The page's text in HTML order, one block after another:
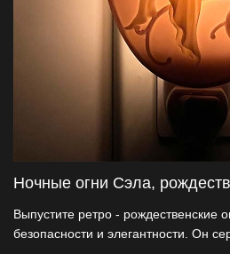
Ночные огни Сэла,
Выпустите ретро - рождественские
безопасности и элегантности. Он